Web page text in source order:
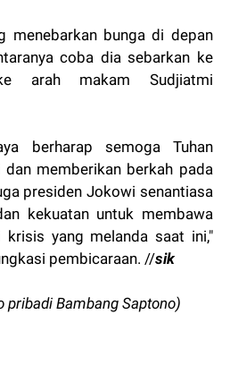
menebarkan bunga di depan
coba dia sebarkan ke
arah makam Sudjiatmi
berharap semoga Tuhan
memberikan berkah pada
presiden Jokowi senantiasa
kekuatan untuk membawa
yang melanda saat ini,"
pembicaraan. //sik
Bambang Saptono)